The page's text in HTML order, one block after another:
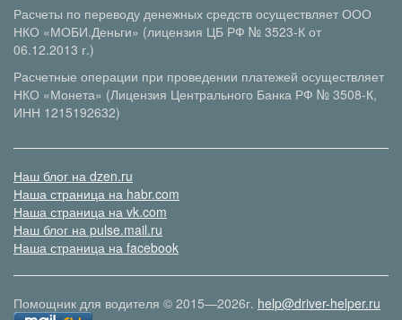
Расчеты по переводу денежных средств осуществляет ООО
НКО «МОБИ.Деньги» (лицензия ЦБ РФ № 3523-К от
06.12.2013 г.)
Расчетные операции при проведении платежей осуществляет
НКО «Монета» (Лицензия Центрального Банка РФ № 3508-К,
ИНН 1215192632)
Наш блог на dzen.ru
Наша страница на habr.com
Наша страница на vk.com
Наш блог на pulse.mail.ru
Наша страница на facebook
Помощник для водителя © 2015—2026г. help@driver-helper.ru